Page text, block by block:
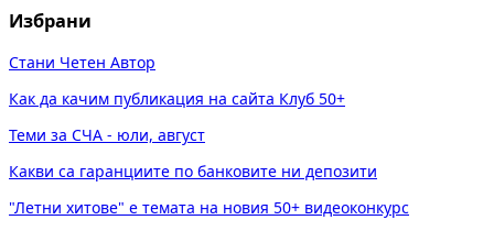
Избрани
Стани Четен Автор
Как да качим публикация на сайта Клуб 50+
Теми за СЧА - юли, август
Какви са гаранциите по банковите ни депозити
"Летни хитове" е темата на новия 50+ видеоконкурс